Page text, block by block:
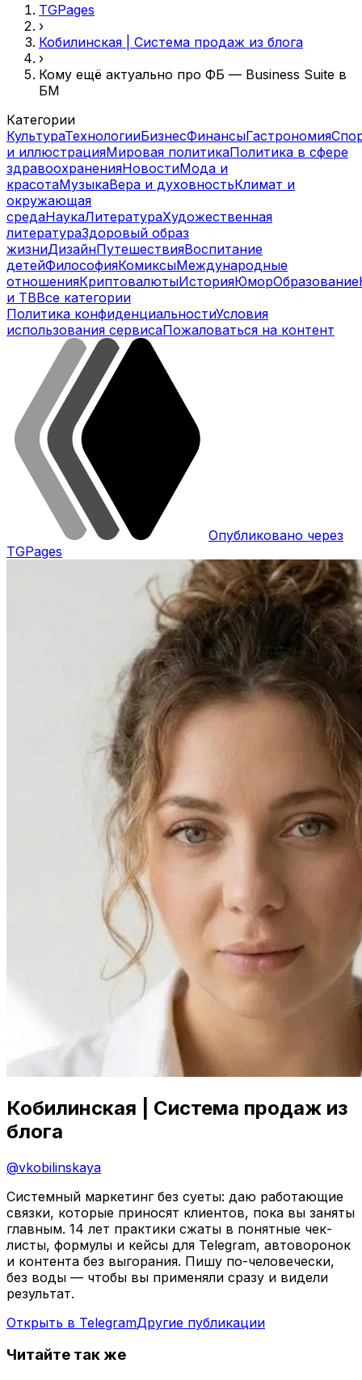
TGPages
›
Кобилинская | Система продаж из блога
›
Кому ещё актуально про ФБ — Business Suite в
БМ
Категории
КультураТехнологииБизнесФинансыГастрономия
и иллюстрацияМировая политикаПолитика в сфере
здравоохраненияНовостиМода и
красотаМузыкаВера и духовностьКлимат и
окружающая
средаНаукаЛитератураХудожественная
литератураЗдоровый образ
жизниДизайнПутешествияВоспитание
детейФилософияКомиксыМеждународные
отношенияКриптовалютыИсторияЮморОбразование
и ТВВсе категории
Политика конфиденциальностиУсловия
использования сервисаПожаловаться на контент
Опубликовано через
TGPages
Кобилинская | Система продаж из
блога
@vkobilinskaya
Системный маркетинг без суеты: даю работающие
связки, которые приносят клиентов, пока вы заняты
главным. 14 лет практики сжаты в понятные чек-
листы, формулы и кейсы для Telegram, автоворонок
и контента без выгорания. Пишу по-человечески,
без воды — чтобы вы применяли сразу и видели
результат.
Открыть в TelegramДругие публикации
Читайте так же